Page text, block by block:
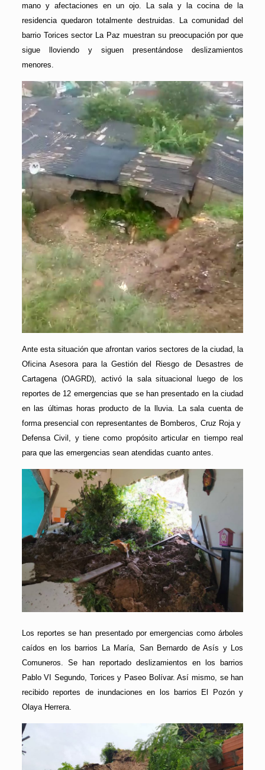
mano y afectaciones en un ojo. La sala y la cocina de la
residencia quedaron totalmente destruidas. La comunidad del
barrio Torices sector La Paz muestran su preocupación por que
sigue lloviendo y siguen presentándose deslizamientos
menores.
Ante esta situación que afrontan varios sectores de la ciudad, la
Oficina Asesora para la Gestión del Riesgo de Desastres de
Cartagena (OAGRD), activó la sala situacional luego de los
reportes de 12 emergencias que se han presentado en la ciudad
en las últimas horas producto de la lluvia. La sala cuenta de
forma presencial con representantes de Bomberos, Cruz Roja y
Defensa Civil, y tiene como propósito articular en tiempo real
para que las emergencias sean atendidas cuanto antes.
Los reportes se han presentado por emergencias como árboles
caídos en los barrios La María, San Bernardo de Asís y Los
Comuneros. Se han reportado deslizamientos en los barrios
Pablo VI Segundo, Torices y Paseo Bolívar. Así mismo, se han
recibido reportes de inundaciones en los barrios El Pozón y
Olaya Herrera.